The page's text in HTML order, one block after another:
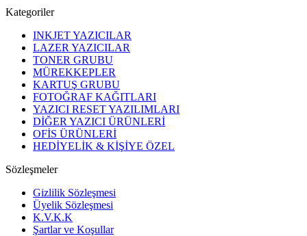
Kategoriler
INKJET YAZICILAR
LAZER YAZICILAR
TONER GRUBU
MÜREKKEPLER
KARTUŞ GRUBU
FOTOĞRAF KAĞITLARI
YAZICI RESET YAZILIMLARI
DİĞER YAZICI ÜRÜNLERİ
OFİS ÜRÜNLERİ
HEDİYELİK & KİŞİYE ÖZEL
Sözleşmeler
Gizlilik Sözleşmesi
Üyelik Sözleşmesi
K.V.K.K
Şartlar ve Koşullar